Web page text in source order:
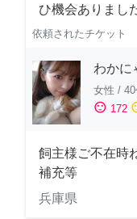
ひ機会ありまし
依頼されたチケット
わかに
女性 /
sentiment_satisfied 172
飼主様ご不在時
補充等
兵庫県